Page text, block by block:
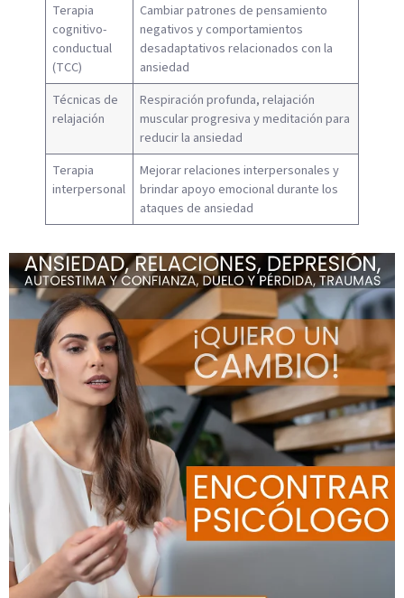
Terapia
cognitivo-
conductual
(TCC)
Cambiar patrones de pensamiento
negativos y comportamientos
desadaptativos relacionados con la
ansiedad
Técnicas de
relajación
Respiración profunda, relajación
muscular progresiva y meditación para
reducir la ansiedad
Terapia
interpersonal
Mejorar relaciones interpersonales y
brindar apoyo emocional durante los
ataques de ansiedad